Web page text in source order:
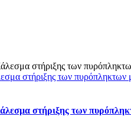
στήριξης των πυρόπληκτων
στήριξης των